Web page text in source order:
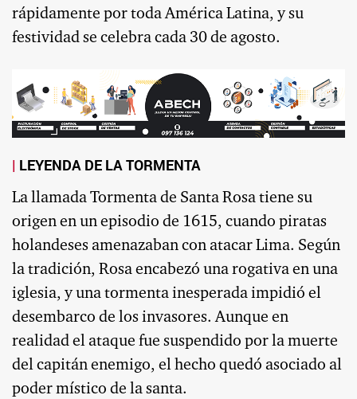
rápidamente por toda América Latina, y su
festividad se celebra cada 30 de agosto.
LEYENDA DE LA TORMENTA
La llamada Tormenta de Santa Rosa tiene su
origen en un episodio de 1615, cuando piratas
holandeses amenazaban con atacar Lima. Según
la tradición, Rosa encabezó una rogativa en una
iglesia, y una tormenta inesperada impidió el
desembarco de los invasores. Aunque en
realidad el ataque fue suspendido por la muerte
del capitán enemigo, el hecho quedó asociado al
poder místico de la santa.